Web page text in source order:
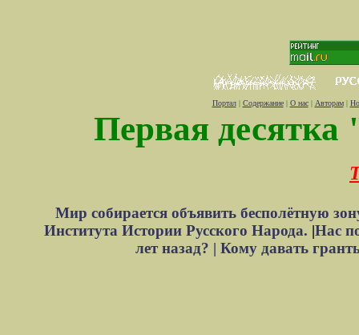
Портал| Содержание| О нас| Авторам|
Первая десятка
Мир собирается объявить бесполётную
Института Истории Русского Народа. |Нас
лет назад? | Кому давать